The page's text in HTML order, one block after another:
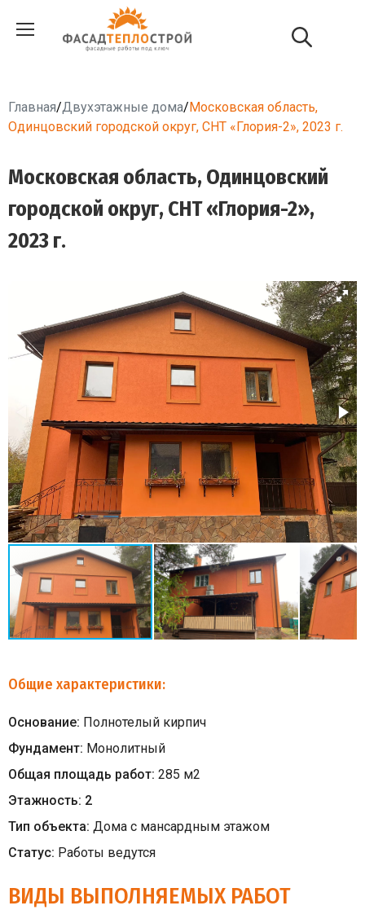
Главная/Двухэтажные дома/Московская область,
Одинцовский городской округ, СНТ «Глория-2», 2023 г.
Московская область, Одинцовский
городской округ, СНТ «Глория-2»,
2023 г.
Общие характеристики:
Основание: Полнотелый кирпич
Фундамент: Монолитный
Общая площадь работ: 285 м2
Этажность: 2
Тип объекта: Дома с мансардным этажом
Статус: Работы ведутся
ВИДЫ ВЫПОЛНЯЕМЫХ РАБОТ